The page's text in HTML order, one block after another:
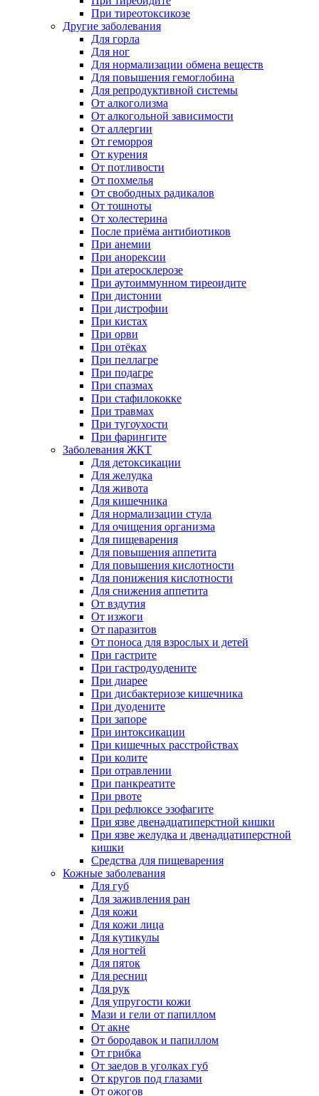
При тиреотоксикозе
Другие заболевания
Для горла
Для ног
Для нормализации обмена веществ
Для повышения гемоглобина
Для репродуктивной системы
От алкоголизма
От алкогольной зависимости
От аллергии
От геморроя
От курения
От потливости
От похмелья
От свободных радикалов
От тошноты
От холестерина
После приёма антибиотиков
При анемии
При анорексии
При атеросклерозе
При аутоиммунном тиреоидите
При дистонии
При дистрофии
При кистах
При орви
При отёках
При пеллагре
При подагре
При спазмах
При стафилококке
При травмах
При тугоухости
При фарингите
Заболевания ЖКТ
Для детоксикации
Для желудка
Для живота
Для кишечника
Для нормализации стула
Для очищения организма
Для пищеварения
Для повышения аппетита
Для повышения кислотности
Для понижения кислотности
Для снижения аппетита
От вздутия
От изжоги
От паразитов
От поноса для взрослых и детей
При гастрите
При гастродуодените
При диарее
При дисбактериозе кишечника
При дуодените
При запоре
При интоксикации
При кишечных расстройствах
При колите
При отравлении
При панкреатите
При рвоте
При рефлюксе эзофагите
При язве двенадцатиперстной кишки
При язве желудка и двенадцатиперстной
кишки
Средства для пищеварения
Кожные заболевания
Для губ
Для заживления ран
Для кожи
Для кожи лица
Для кутикулы
Для ногтей
Для пяток
Для ресниц
Для рук
Для упругости кожи
Мази и гели от папиллом
От акне
От бородавок и папиллом
От грибка
От заедов в уголках губ
От кругов под глазами
От ожогов